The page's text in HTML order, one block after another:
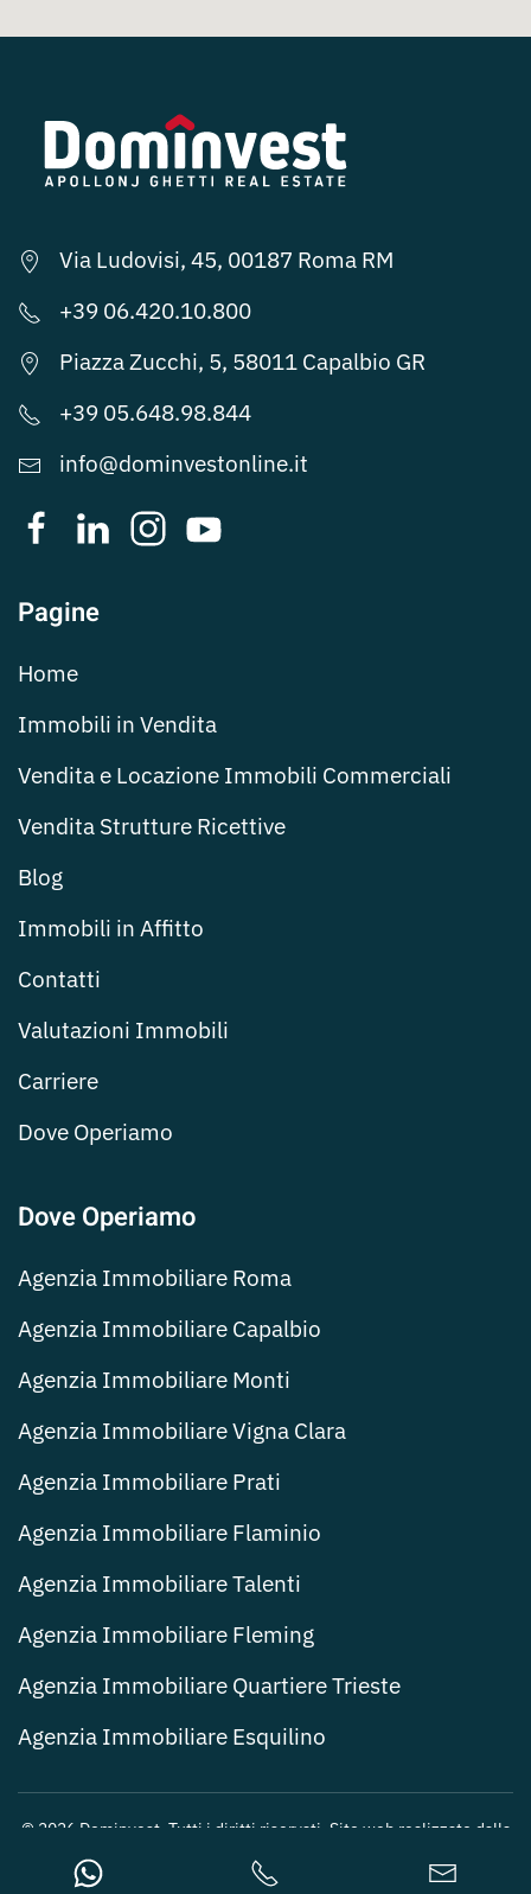
Via Ludovisi, 45, 00187 Roma RM
+39 06.420.10.800
Piazza Zucchi, 5, 58011 Capalbio GR
+39 05.648.98.844
info@dominvestonline.it
Pagine
Home
Immobili in Vendita
Vendita e Locazione Immobili Commerciali
Vendita Strutture Ricettive
Blog
Immobili in Affitto
Contatti
Valutazioni Immobili
Carriere
Dove Operiamo
Dove Operiamo
Agenzia Immobiliare Roma
Agenzia Immobiliare Capalbio
Agenzia Immobiliare Monti
Agenzia Immobiliare Vigna Clara
Agenzia Immobiliare Prati
Agenzia Immobiliare Flaminio
Agenzia Immobiliare Talenti
Agenzia Immobiliare Fleming
Agenzia Immobiliare Quartiere Trieste
Agenzia Immobiliare Esquilino
© 2026 Dominvest. Tutti i diritti riservati. Sito web realizzato dalla